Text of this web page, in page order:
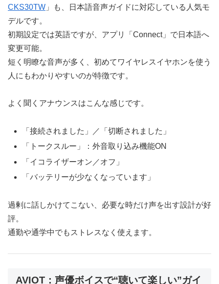
CKS30TW 」も、日本語音声ガイドに対応している人気モ
デルです。
初期設定では英語ですが、アプリ「Connect」で日本語へ
変更可能。
短く明瞭な音声が多く、初めてワイヤレスイヤホンを使う
人にもわかりやすいのが特徴です。
よく聞くアナウンスはこんな感じです。
「接続されました」／「切断されました」
「トークスルー」：外音取り込み機能ON
「イコライザーオン／オフ」
「バッテリーが少なくなっています」
過剰に話しかけてこない、必要な時だけ声を出す設計が好
評。
通勤や通学中でもストレスなく使えます。
AVIOT：声優ボイスで“聴いて楽しい”ガイ